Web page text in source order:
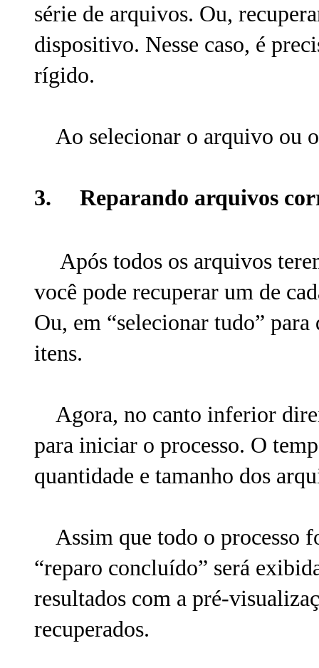
série de arquivos. Ou,
dispositivo. Nesse caso, é
rígido.
Ao selecionar o arquivo ou
3. Reparando arquivos
Após todos os arquivos
você pode recuperar um de
Ou, em “selecionar tudo”
itens.
Agora, no canto inferior
para iniciar o processo. O
quantidade e tamanho dos
Assim que todo o processo
“reparo concluído” será
resultados com a pré-
recuperados.